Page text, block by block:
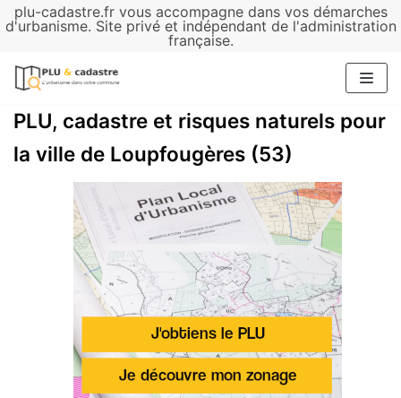
plu-cadastre.fr vous accompagne dans vos démarches
d'urbanisme. Site privé et indépendant de l'administration
française.
Aller
contenu
PLU, cadastre et risques naturels pour
la ville de Loupfougères (53)